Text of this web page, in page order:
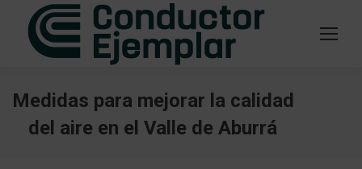
Medidas para mejorar la calidad
del aire en el Valle de Aburrá